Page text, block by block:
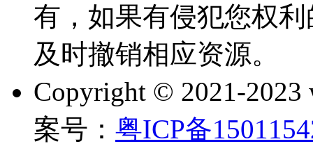
有，如果有侵犯您权
及时撤销相应资源。
Copyright © 2021-2023
案号： 粤ICP备